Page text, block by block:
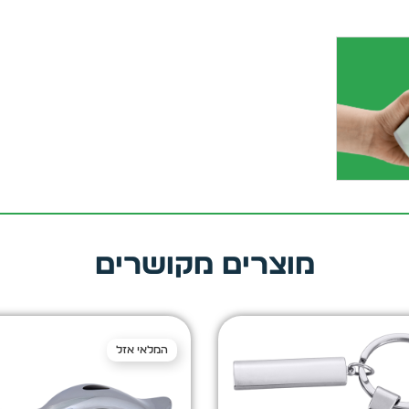
מוצרים מקושרים
המלאי אזל